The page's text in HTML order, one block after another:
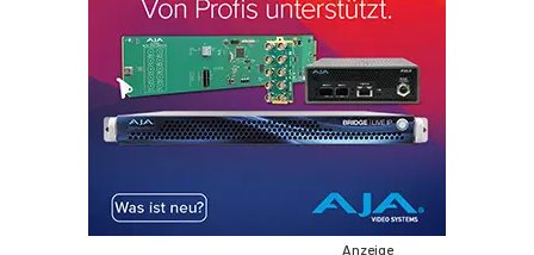
Anzeige